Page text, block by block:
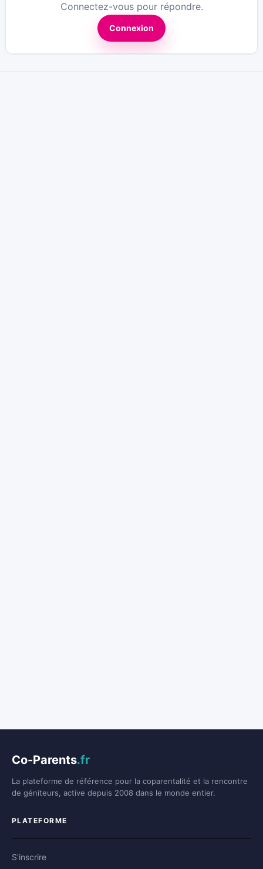
Connectez-vous pour répondre.
Connexion
Co-Parents.fr
La plateforme de référence pour la coparentalité et la rencontre
de géniteurs, active depuis 2008 dans le monde entier.
PLATEFORME
S'inscrire